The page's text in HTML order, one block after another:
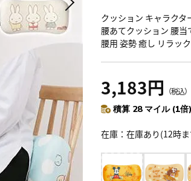
クッション キャラク
腰あてクッション 腰当
腰用 姿勢 癒し リラッ
3,183円 （税込）
積算 28 マイル (1倍)
在庫 在庫あり(12時